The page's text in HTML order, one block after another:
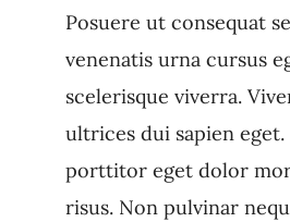
Posuere ut consequat
venenatis urna cursus
scelerisque viverra.
ultrices dui sapien eget.
porttitor eget dolor
risus. Non pulvinar